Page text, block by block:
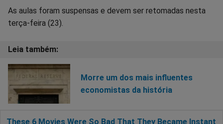
As aulas foram suspensas e devem ser retomadas nesta
terça-feira (23).
Morre um dos mais influentes
economistas da história